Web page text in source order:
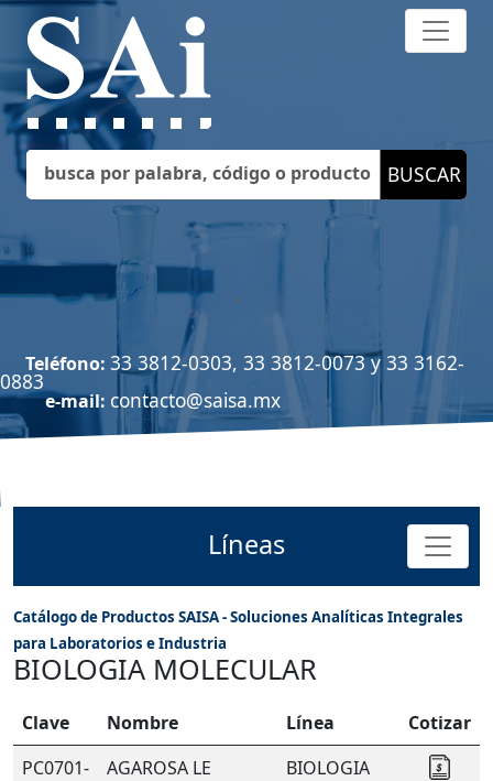
Teléfono: 33 3812-0303, 33 3812-0073 y 33 3162-
0883
e-mail: contacto@saisa.mx
Líneas
Catálogo de Productos SAISA - Soluciones Analíticas Integrales
para Laboratorios e Industria
BIOLOGIA MOLECULAR
Clave Nombre Línea
Cotizar
PC0701-
AGAROSA LE
BIOLOGIA